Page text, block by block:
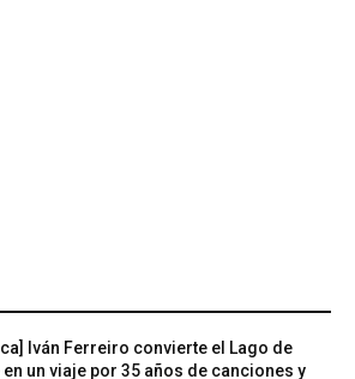
Iván Ferreiro convierte el Lago de
un viaje por 35 años de canciones y